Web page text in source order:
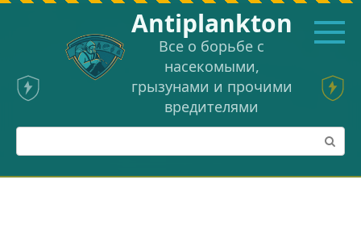
Перейти
Аntiplankton
Все о борьбе с
насекомыми,
грызунами и прочими
вредителями
Поиск: